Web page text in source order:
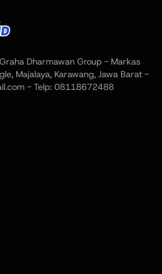
Dharmawan Group - Markas
Majalaya, Karawang, Jawa Barat -
- Telp: 08118672488